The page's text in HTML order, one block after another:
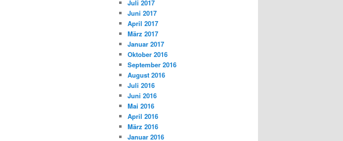
Juli 2017
Juni 2017
April 2017
März 2017
Januar 2017
Oktober 2016
September 2016
August 2016
Juli 2016
Juni 2016
Mai 2016
April 2016
März 2016
Januar 2016